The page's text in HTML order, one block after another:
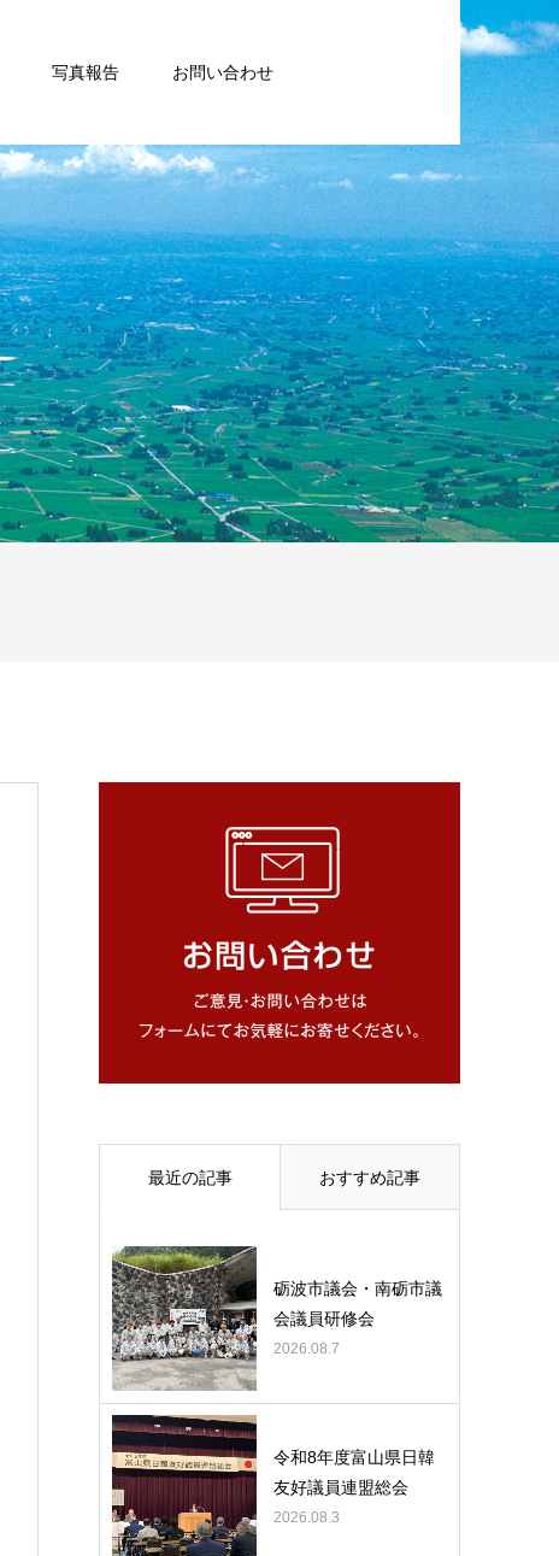
写真報告 お問い合わせ
最近の記事 おすすめ記事
砺波市議会・南砺市議
会議員研修会
2026.08.7
令和8年度富山県日韓
友好議員連盟総会
2026.08.3